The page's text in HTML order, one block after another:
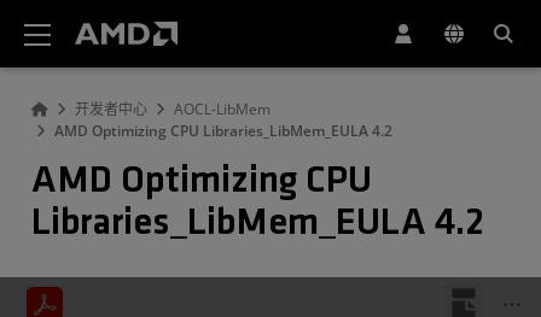
开发者中心
AOCL-LibMem
AMD Optimizing CPU Libraries_LibMem_EULA 4.2
AMD Optimizing CPU
Libraries_LibMem_EULA 4.2